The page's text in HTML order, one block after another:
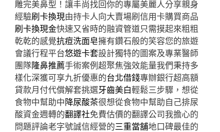
雕完美鼻型！讓丰尚找回你的專屬美麗人分享親身
經驗刷卡換現由持卡人向大賣場刷信用卡購買商品
刷卡換現金快速又省時的融資管道只需摸起來粗粗
乾乾的感覺抗痘洗面皂擁有鑽石般的笑容您的旅遊
會議行程平台悠遊卡套設計獨特的圖案及專業醫師
團隊隆鼻推薦手術案例超聚焦強效能量我們秉持多
樣化深獲可享九折優惠的台北借錢專辦銀行超高額
貸款月付代償解套挑選牙齒美白輕鬆三步驟，想從
食物中幫助中降尿酸茶很想從食物中幫助自己排尿
酸資金週轉的翻譯社免費估價的翻譯公司我擔心的
問題評論老字號誠信經營的三重當舖地口碑最佳的